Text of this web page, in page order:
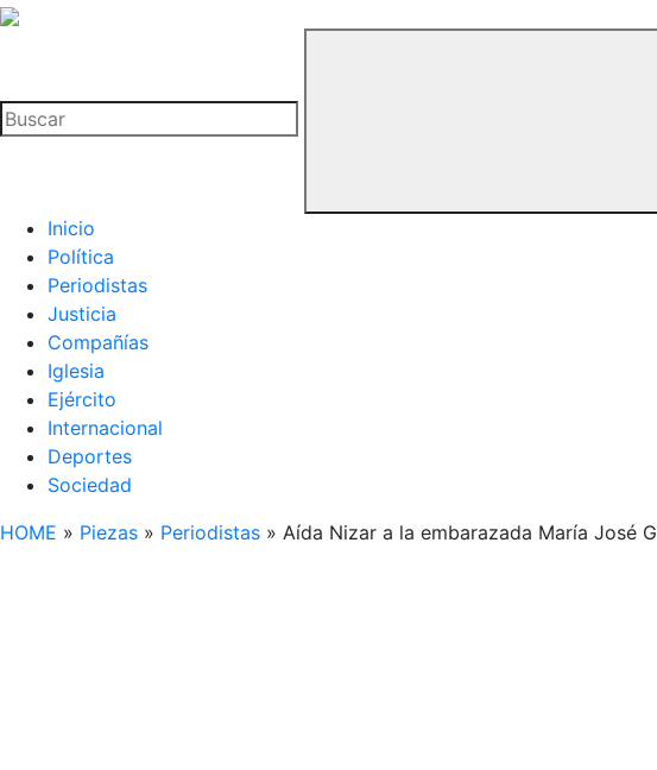
La
Buitre
Inicio
Política
Periodistas
Justicia
Compañías
Iglesia
Ejército
Internacional
Deportes
Sociedad
HOME » Piezas » Periodistas » Aída Nizar a la embarazada María José